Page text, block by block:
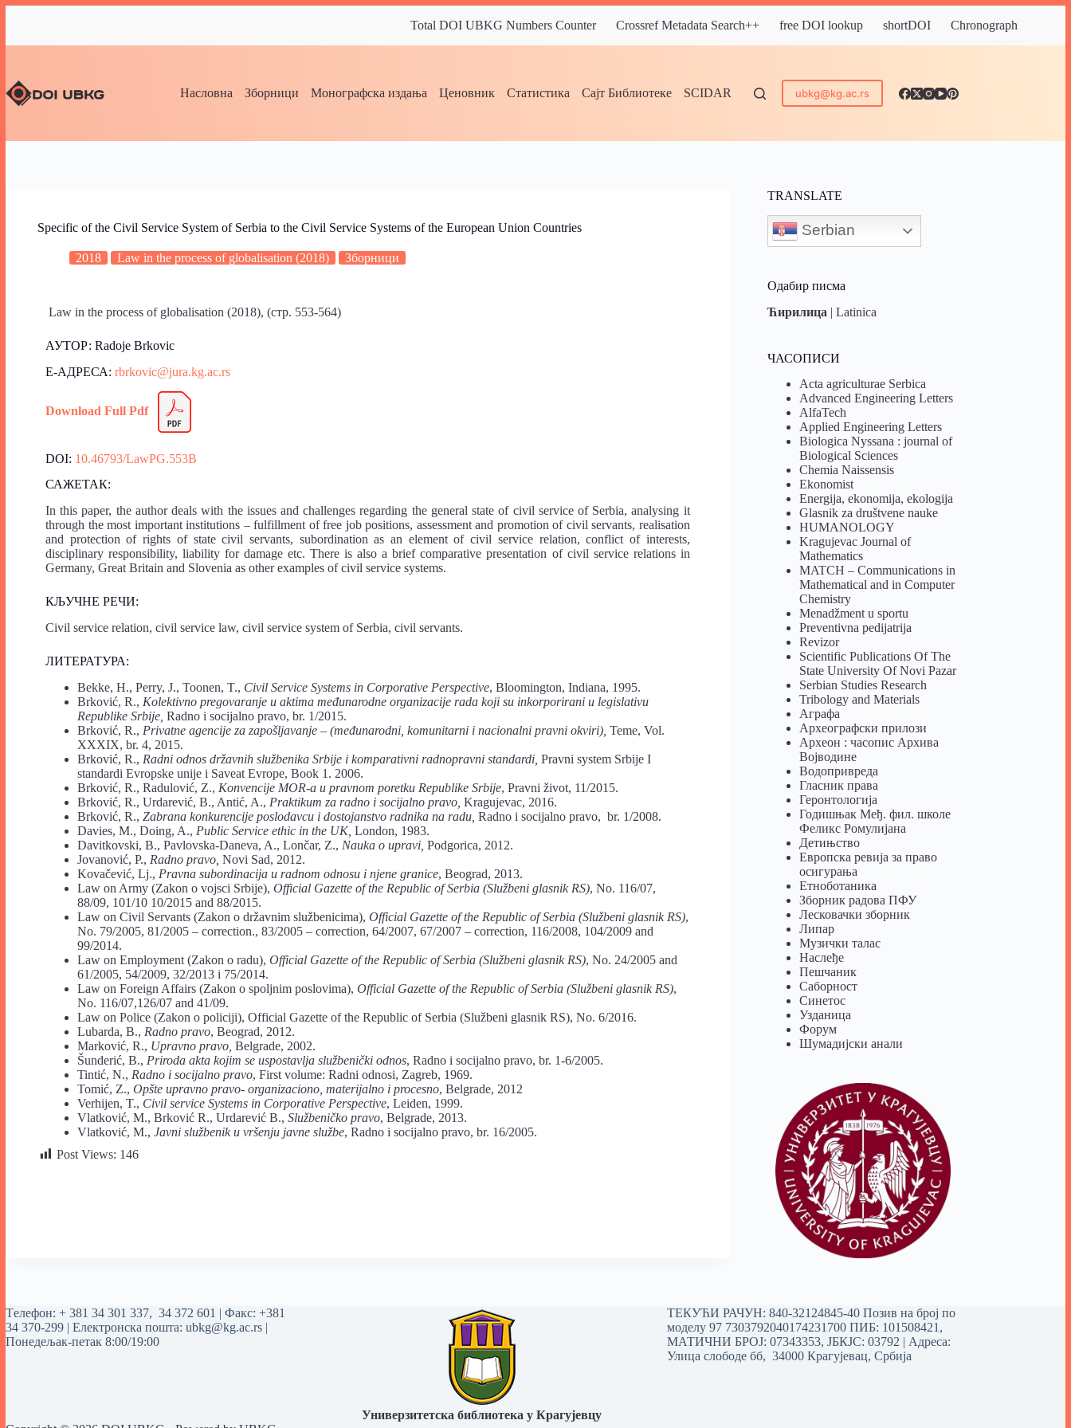
Total DOI UBKG Numbers Counter Crossref Metadata Search++ free DOI lookup shortDOI Chronograph
Насловна Зборници Монографска издања Ценовник Статистика Сајт Библиотеке SCIDAR ubkg@kg.ac.rs
Specific of the Civil Service System of Serbia to the Civil Service Systems of the European Union Countries
2018 Law in the process of globalisation (2018) Зборници
Law in the process of globalisation (2018), (стр. 553-564)
АУТОР: Radoje Brkovic
Е-АДРЕСА: rbrkovic@jura.kg.ac.rs
Download Full Pdf
DOI: 10.46793/LawPG.553B
САЖЕТАК:
In this paper, the author deals with the issues and challenges regarding the general state of civil service of Serbia, analysing it
through the most important institutions – fulfillment of free job positions, assessment and promotion of civil servants, realisation
and protection of rights of state civil servants, subordination as an element of civil service relation, conflict of interests,
disciplinary responsibility, liability for damage etc. There is also a brief comparative presentation of civil service relations in
Germany, Great Britain and Slovenia as other examples of civil service systems.
КЉУЧНЕ РЕЧИ:
Civil service relation, civil service law, civil service system of Serbia, civil servants.
ЛИТЕРАТУРА:
Bekke, H., Perry, J., Toonen, T., Civil Service Systems in Corporative Perspective, Bloomington, Indiana, 1995.
Brković, R., Kolektivno pregovaranje u aktima međunarodne organizacije rada koji su inkorporirani u legislativu
Republike Srbije, Radno i socijalno pravo, br. 1/2015.
Brković, R., Privatne agencije za zapošljavanje – (međunarodni, komunitarni i nacionalni pravni okviri), Teme, Vol.
XXXIX, br. 4, 2015.
Brković, R., Radni odnos državnih službenika Srbije i komparativni radnopravni standardi, Pravni system Srbije I
standardi Evropske unije i Saveat Evrope, Book 1. 2006.
Brković, R., Radulović, Z., Konvencije MOR-a u pravnom poretku Republike Srbije, Pravni život, 11/2015.
Brković, R., Urdarević, B., Antić, A., Praktikum za radno i socijalno pravo, Kragujevac, 2016.
Brković, R., Zabrana konkurencije poslodavcu i dostojanstvo radnika na radu, Radno i socijalno pravo, br. 1/2008.
Davies, M., Doing, A., Public Service ethic in the UK, London, 1983.
Davitkovski, B., Pavlovska-Daneva, A., Lončar, Z., Nauka o upravi, Podgorica, 2012.
Jovanović, P., Radno pravo, Novi Sad, 2012.
Kovačević, Lj., Pravna subordinacija u radnom odnosu i njene granice, Beograd, 2013.
Law on Army (Zakon o vojsci Srbije), Official Gazette of the Republic of Serbia (Službeni glasnik RS), No. 116/07,
88/09, 101/10 10/2015 and 88/2015.
Law on Civil Servants (Zakon o državnim službenicima), Official Gazette of the Republic of Serbia (Službeni glasnik RS),
No. 79/2005, 81/2005 – correction., 83/2005 – correction, 64/2007, 67/2007 – correction, 116/2008, 104/2009 and
99/2014.
Law on Employment (Zakon o radu), Official Gazette of the Republic of Serbia (Službeni glasnik RS), No. 24/2005 and
61/2005, 54/2009, 32/2013 i 75/2014.
Law on Foreign Affairs (Zakon o spoljnim poslovima), Official Gazette of the Republic of Serbia (Službeni glasnik RS),
No. 116/07,126/07 and 41/09.
Law on Police (Zakon o policiji), Official Gazette of the Republic of Serbia (Službeni glasnik RS), No. 6/2016.
Lubarda, B., Radno pravo, Beograd, 2012.
Marković, R., Upravno pravo, Belgrade, 2002.
Šunderić, B., Priroda akta kojim se uspostavlja službenički odnos, Radno i socijalno pravo, br. 1-6/2005.
Tintić, N., Radno i socijalno pravo, First volume: Radni odnosi, Zagreb, 1969.
Tomić, Z., Opšte upravno pravo- organizaciono, materijalno i procesno, Belgrade, 2012
Verhijen, T., Civil service Systems in Corporative Perspective, Leiden, 1999.
Vlatković, M., Brković R., Urdarević B., Službeničko pravo, Belgrade, 2013.
Vlatković, M., Javni službenik u vršenju javne službe, Radno i socijalno pravo, br. 16/2005.
Post Views: 146
TRANSLATE
Serbian
Одабир писма
Ћирилица |Latinica
ЧАСОПИСИ
Acta agriculturae Serbica
Advanced Engineering Letters
AlfaTech
Applied Engineering Letters
Biologica Nyssana : journal of
Biological Sciences
Chemia Naissensis
Ekonomist
Energija, ekonomija, ekologija
Glasnik za društvene nauke
HUMANOLOGY
Kragujevac Journal of
Mathematics
MATCH – Communications in
Mathematical and in Computer
Chemistry
Menadžment u sportu
Preventivna pedijatrija
Revizor
Scientific Publications Of The
State University Of Novi Pazar
Serbian Studies Research
Tribology and Materials
Аграфа
Археографски прилози
Археон : часопис Архива
Војводине
Водопривреда
Гласник права
Геронтологија
Годишњак Међ. фил. школе
Феликс Ромулијана
Детињство
Европска ревија за право
осигурања
Eтноботаника
Зборник радова ПФУ
Лесковачки зборник
Липар
Музички талас
Наслеђе
Пешчаник
Саборност
Синетос
Узданица
Форум
Шумадијски анали
Tелефон: + 381 34 301 337, 34 372 601 | Факс: +381
34 370-299 | Електронска пошта: ubkg@kg.ac.rs |
Понедељак-петак 8:00/19:00
Универзитетска библиотека у Крагујевцу
ТЕКУЋИ РАЧУН: 840-32124845-40 Позив на број по
моделу 97 7303792040174231700ПИБ: 101508421,
МАТИЧНИ БРОЈ: 07343353, ЈБКЈС: 03792 | Aдреса:
Улица слободе бб, 34000 Крагујевац, Србија